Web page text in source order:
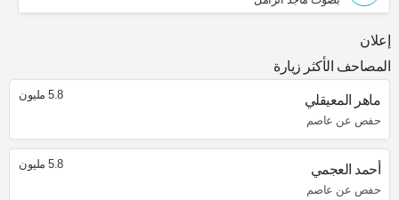
إعلان
المصاحف الأكثر زيارة
ماهر المعيقلي
حفص عن عاصم
5.8 مليون
أحمد العجمي
حفص عن عاصم
5.8 مليون